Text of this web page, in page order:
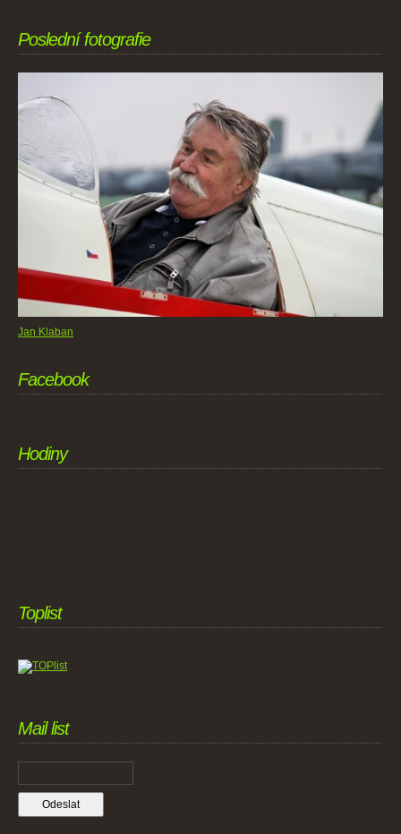
Poslední fotografie
Jan Klaban
Facebook
Hodiny
Toplist
Mail list